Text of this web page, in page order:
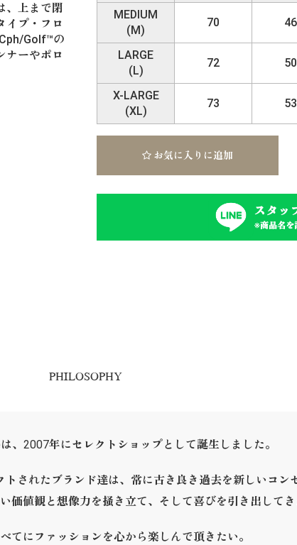
、上まで閉
イプ・フロ
Golf™️の
ナーやポロ
MEDIUM
(M)
70 46
LARGE
(L)
72 50
X-LARGE
(XL)
73 53
お気に入りに追加
スタッ
※商品名を
PHILOSOPHY
、2007年にセレクトショップとして誕生しました。
されたブランド達は、常に古き良き過去を新しいコン
価値観と想像力を掻き立て、そして喜びを引き出してき
てにファッションを心から楽しんで頂きたい。